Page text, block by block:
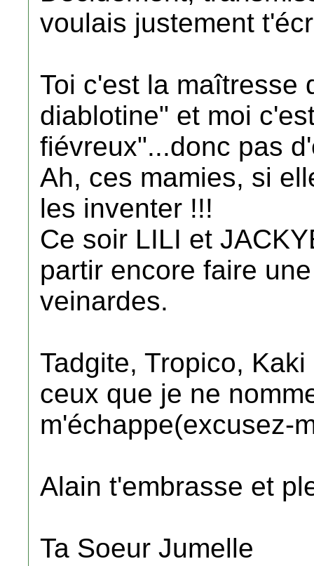
voulais justement
Toi c'est la maîtresse
diablotine" et moi
fiévreux"...donc pas
Ah, ces mamies, si
les inventer !!!
Ce soir LILI et
partir encore faire
veinardes.
Tadgite, Tropico,
ceux que je ne
m'échappe(excusez-
Alain t'embrasse et
Ta Soeur Jumelle